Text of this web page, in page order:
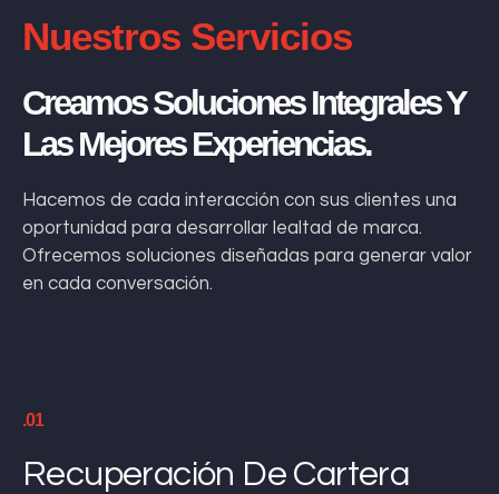
Nuestros Servicios
Creamos Soluciones Integrales Y
Las Mejores Experiencias.
Hacemos de cada interacción con sus clientes una
oportunidad para desarrollar lealtad de marca.
Ofrecemos soluciones diseñadas para generar valor
en cada conversación.
.01
Recuperación De Cartera